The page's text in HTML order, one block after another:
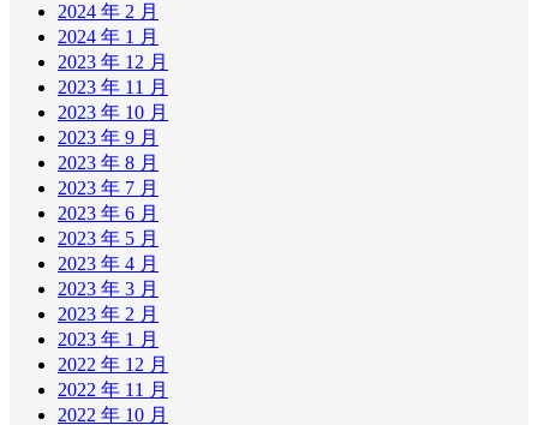
2024 年 2 月
2024 年 1 月
2023 年 12 月
2023 年 11 月
2023 年 10 月
2023 年 9 月
2023 年 8 月
2023 年 7 月
2023 年 6 月
2023 年 5 月
2023 年 4 月
2023 年 3 月
2023 年 2 月
2023 年 1 月
2022 年 12 月
2022 年 11 月
2022 年 10 月